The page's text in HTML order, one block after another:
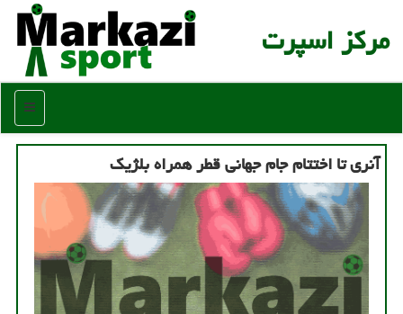
مركز اسپرت
منو
آنری تا اختتام جام جهانی قطر همراه بلژیک